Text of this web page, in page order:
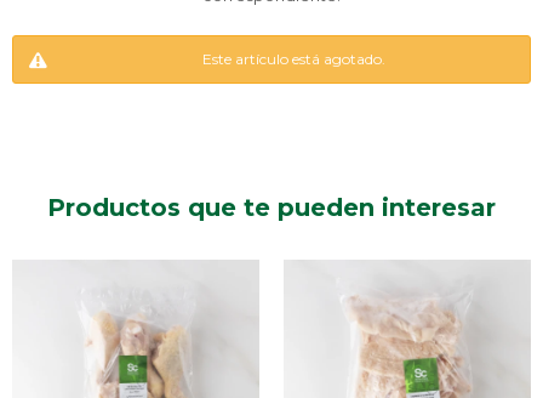
Este artículo está agotado.
Productos que te pueden interesar